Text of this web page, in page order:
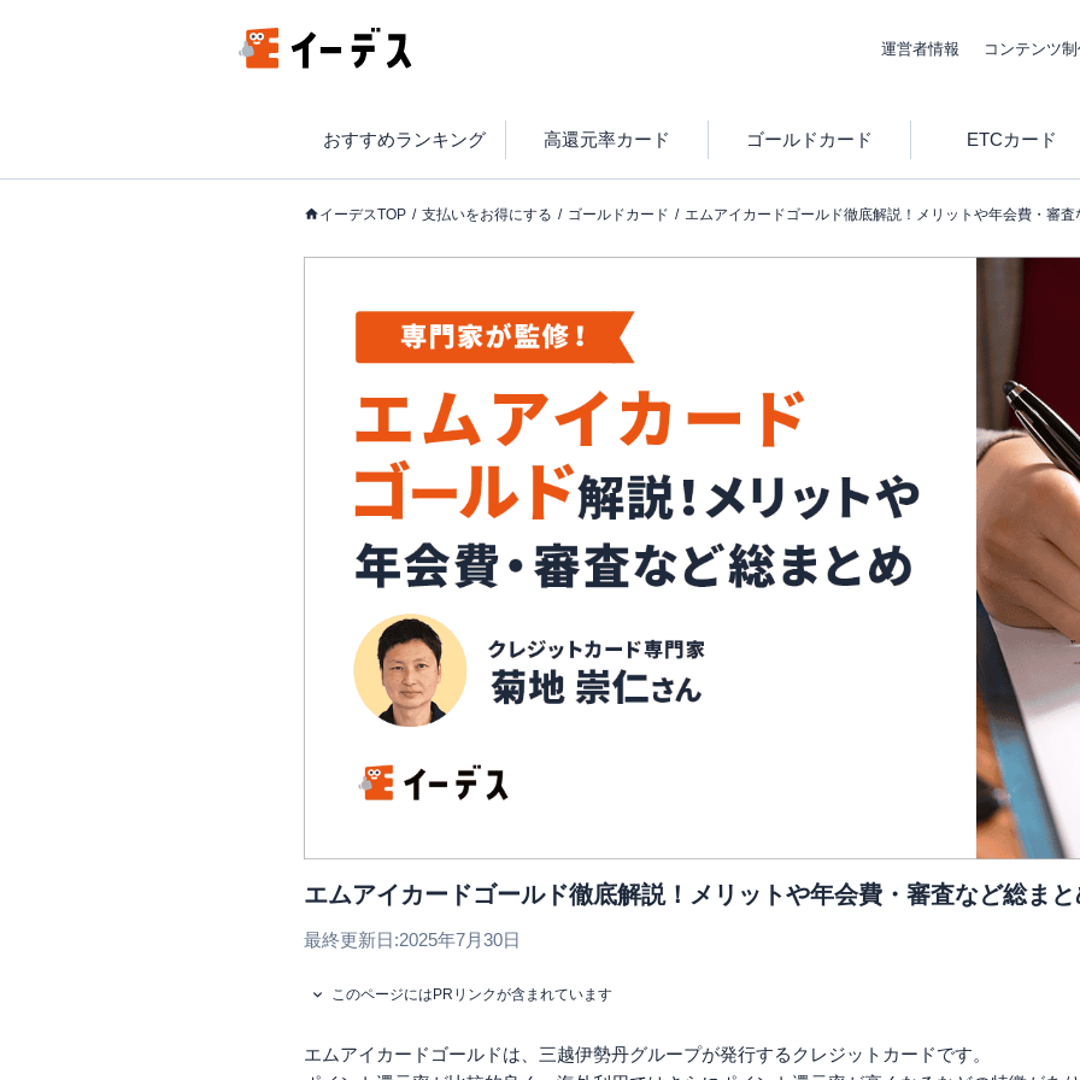
運営者情報 コンテンツ
おすすめランキング 高還元率カード ゴールドカード ETCカード
イーデスTOP 支払いをお得にする ゴールドカード エムアイカードゴールド徹底解説！メリットや年会費・審査
エムアイカードゴールド徹底解説！メリットや年会費・審査など総まと
最終更新日:2025年7月30日
このページにはPRリンクが含まれています
エムアイカードゴールドは、三越伊勢丹グループが発行するクレジットカードです。